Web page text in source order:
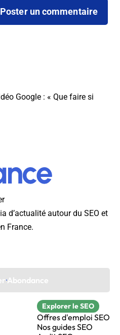
Google : « Que faire si
d’actualité autour du SEO et
France.
Abondance
Explorer le SEO
Offres d'emploi SEO
Nos guides SEO